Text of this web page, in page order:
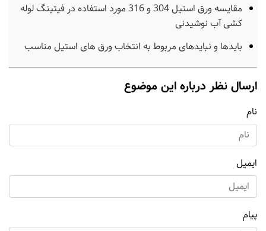
مقایسه ورق استیل 304 و 316 مورد استفاده در فیتینگ لوله
کشی آب نوشیدنی
بایدها و نبایدهای مربوط به انتخاب ورق های استیل مناسب
ارسال نظر درباره این موضوع
نام
ایمیل
پیام